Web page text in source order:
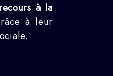
à la
à leur